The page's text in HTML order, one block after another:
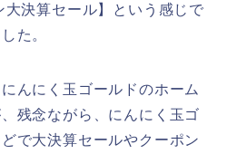
大決算セール】という感じで
た。
んにく玉ゴールドのホーム
残念ながら、にんにく玉ゴ
で大決算セールやクーポン